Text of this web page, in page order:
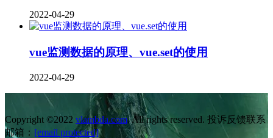
2022-04-29
vue监测数据的原理、vue.set的使用
2022-04-29
Copyright ©2022 vlambda.com. All rights reserved. 投诉反馈联系
邮箱： [email protected]